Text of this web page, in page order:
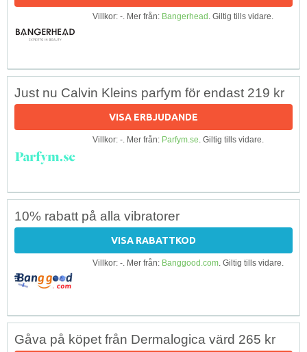
Villkor: -. Mer från: Bangerhead. Giltig tills vidare.
Just nu Calvin Kleins parfym för endast 219 kr
VISA ERBJUDANDE
Villkor: -. Mer från: Parfym.se. Giltig tills vidare.
10% rabatt på alla vibratorer
VISA RABATTKOD
Villkor: -. Mer från: Banggood.com. Giltig tills vidare.
Gåva på köpet från Dermalogica värd 265 kr